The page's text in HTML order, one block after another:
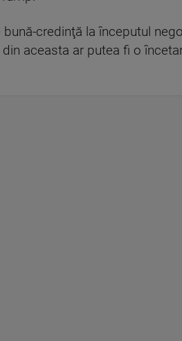
credinţă la începutul
aceasta ar putea fi o